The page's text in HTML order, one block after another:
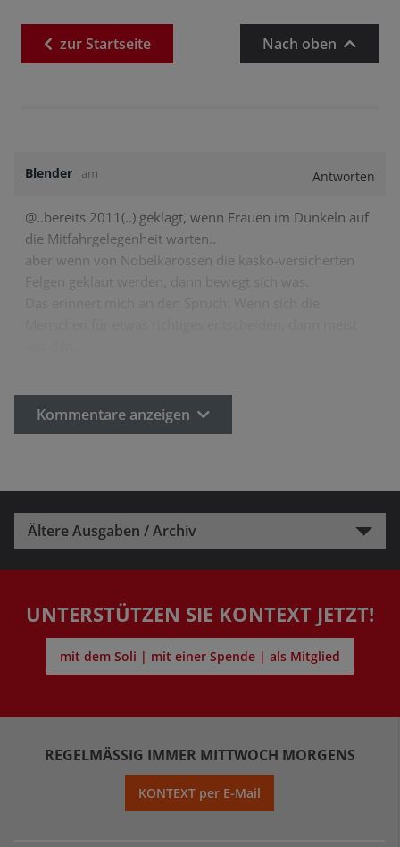
zurStartseite Nach oben
Blender am Antworten
@..bereits 2011(..) geklagt, wenn Frauen im Dunkeln auf
die Mitfahrgelegenheit warten..
aber wenn von Nobelkarossen die kasko-versicherten
Kommentare anzeigen
Ältere Ausgaben / Archiv
UNTERSTÜTZEN SIE KONTEXT JETZT!
mit dem Soli | mit einer Spende | als Mitglied
REGELMÄSSIG IMMER MITTWOCH MORGENS
KONTEXT per E-Mail